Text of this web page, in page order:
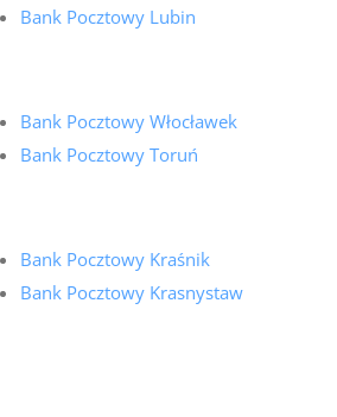
Bank Pocztowy Lubin
Bank Pocztowy Włocławek
Bank Pocztowy Toruń
Bank Pocztowy Kraśnik
Bank Pocztowy Krasnystaw